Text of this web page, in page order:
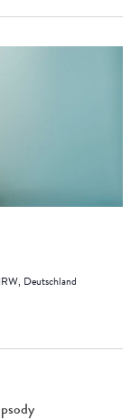
Deutschland